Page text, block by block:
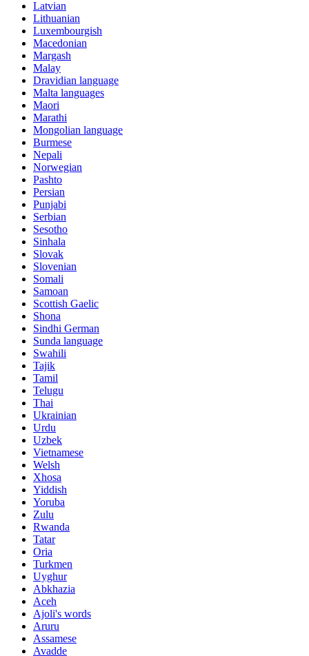
Latvian
Lithuanian
Luxembourgish
Macedonian
Margash
Malay
Dravidian language
Malta languages
Maori
Marathi
Mongolian language
Burmese
Nepali
Norwegian
Pashto
Persian
Punjabi
Serbian
Sesotho
Sinhala
Slovak
Slovenian
Somali
Samoan
Scottish Gaelic
Shona
Sindhi German
Sunda language
Swahili
Tajik
Tamil
Telugu
Thai
Ukrainian
Urdu
Uzbek
Vietnamese
Welsh
Xhosa
Yiddish
Yoruba
Zulu
Rwanda
Tatar
Oria
Turkmen
Uyghur
Abkhazia
Aceh
Ajoli's words
Aruru
Assamese
Avadde